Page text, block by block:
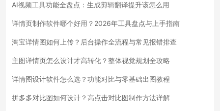
AI视频工具功能全盘点：生成剪辑翻译提升该怎么用
详情页制作软件哪个好用？2026年工具盘点与上手指南
淘宝详情图如何上传？后台操作全流程与常见报错排查
主图详情页怎么设计才高转化？整体视觉规划全攻略
详情图设计软件怎么选？功能对比与零基础出图教程
拼多多对比图如何设计？高点击对比图制作方法详解